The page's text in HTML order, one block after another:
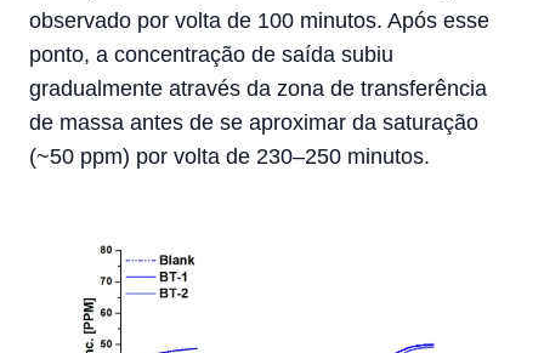
observado por volta de 100 minutos. Após esse
ponto, a concentração de saída subiu
gradualmente através da zona de transferência
de massa antes de se aproximar da saturação
(~50 ppm) por volta de 230–250 minutos.